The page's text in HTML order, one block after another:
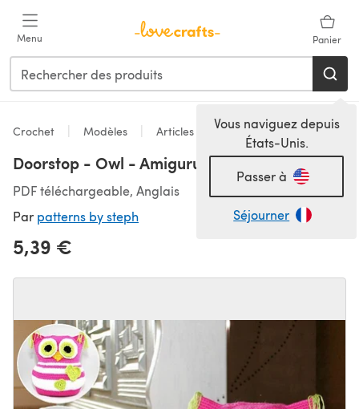
Menu Panier
Vous naviguez depuis
États-Unis.
Passer à
Séjourner
Crochet Modèles Articles pour la maison
Doorstop - Owl - Amigurumi
PDF téléchargeable, Anglais
Par patterns by steph
5,39 €